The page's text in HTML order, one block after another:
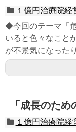
１億円治療院
◆今回のテーマ「
いると色々なこと
が不景気になった
「成長のた
１億円治療院